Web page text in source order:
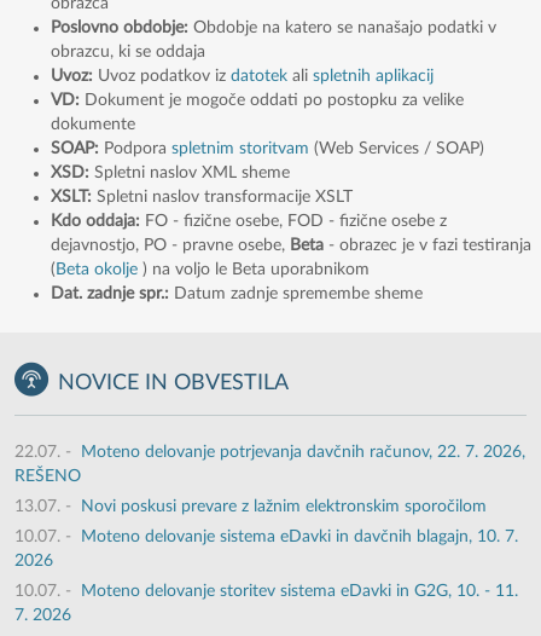
obrazca
Poslovno obdobje: Obdobje na katero se nanašajo podatki v
obrazcu, ki se oddaja
Uvoz: Uvoz podatkov iz datotek ali spletnih aplikacij
VD: Dokument je mogoče oddati po postopku za velike
dokumente
SOAP: Podpora spletnim storitvam (Web Services / SOAP)
XSD: Spletni naslov XML sheme
XSLT: Spletni naslov transformacije XSLT
Kdo oddaja: FO - fizične osebe, FOD - fizične osebe z
dejavnostjo, PO - pravne osebe, Beta - obrazec je v fazi testiranja
( Beta okolje ) na voljo le Beta uporabnikom
Dat. zadnje spr.: Datum zadnje spremembe sheme
NOVICE IN OBVESTILA
22.07. -
Moteno delovanje potrjevanja davčnih računov, 22. 7. 2026,
REŠENO
13.07. -
Novi poskusi prevare z lažnim elektronskim sporočilom
10.07. -
Moteno delovanje sistema eDavki in davčnih blagajn, 10. 7.
2026
10.07. -
Moteno delovanje storitev sistema eDavki in G2G, 10. - 11.
7. 2026